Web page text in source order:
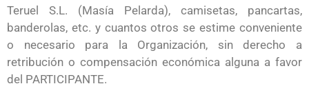
Teruel S.L. (Masía Pelarda), camisetas, pancartas,
banderolas, etc. y cuantos otros se estime conveniente
o necesario para la Organización, sin derecho a
retribución o compensación económica alguna a favor
del PARTICIPANTE.